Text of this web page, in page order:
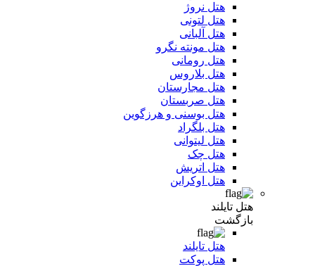
هتل نروژ
هتل لتونی
هتل آلبانی
هتل مونته نگرو
هتل رومانی
هتل بلاروس
هتل مجارستان
هتل صربستان
هتل بوسنی و هرزگوین
هتل بلگراد
هتل لیتوانی
هتل چک
هتل اتریش
هتل اوکراین
هتل تایلند
بازگشت
هتل تایلند
هتل پوکت